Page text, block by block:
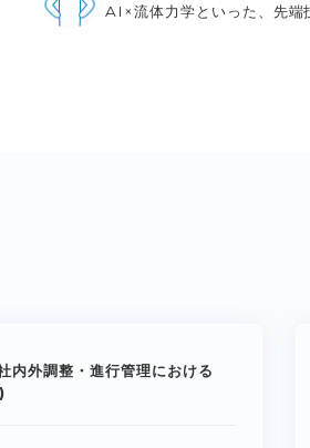
AI×流体力学といった、先端
内外調整・進行管理における